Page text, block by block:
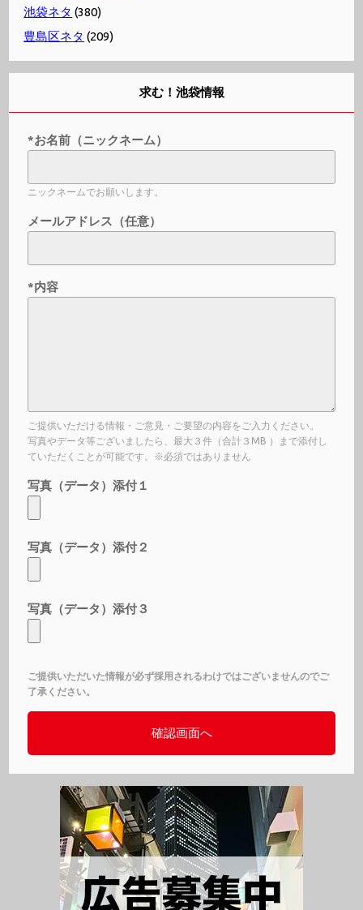
池袋ネタ (380)
豊島区ネタ (209)
求む！池袋情報
*お名前（ニックネーム）
ニックネームでお願いします。
メールアドレス（任意）
*内容
ご提供いただける情報・ご意見・ご要望の内容をご入力ください。
写真やデータ等ございましたら、最大３件（合計３MB ）まで添付し
ていただくことが可能です。※必須ではありません
写真（データ）添付１
写真（データ）添付２
写真（データ）添付３
ご提供いただいた情報が必ず採用されるわけではございませんのでご
了承ください。